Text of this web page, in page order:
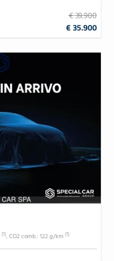
€ 39.900
€ 35.900
(1), CO2 comb.: 122 g/km (1)